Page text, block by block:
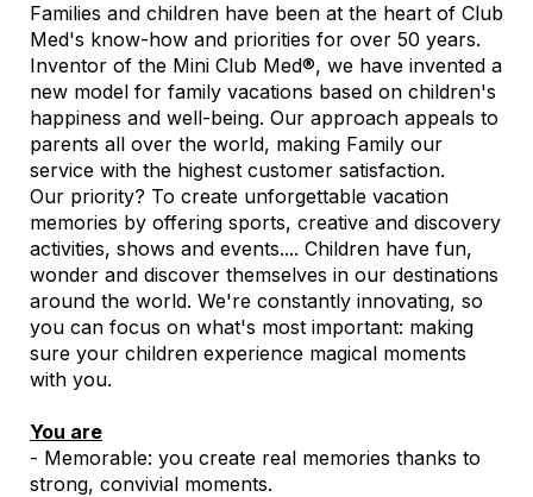
Families and children have been at the heart of Club
Med's know-how and priorities for over 50 years.
Inventor of the Mini Club Med®, we have invented a
new model for family vacations based on children's
happiness and well-being. Our approach appeals to
parents all over the world, making Family our
service with the highest customer satisfaction.
Our priority? To create unforgettable vacation
memories by offering sports, creative and discovery
activities, shows and events.... Children have fun,
wonder and discover themselves in our destinations
around the world. We're constantly innovating, so
you can focus on what's most important: making
sure your children experience magical moments
with you.
You are
- Memorable: you create real memories thanks to
strong, convivial moments.